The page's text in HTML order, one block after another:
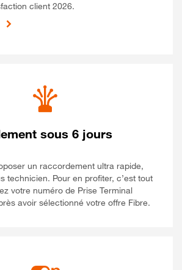
client 2026.
sous 6 jours
un raccordement ultra rapide,
technicien. Pour en profiter, c’est tout
votre numéro de Prise Terminal
avoir sélectionné votre offre Fibre.